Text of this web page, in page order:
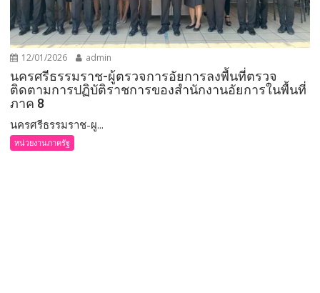
12/01/2026 admin
นครศรีธรรมราช-ผู้ตรวจการอัยการลงพื้นที่ตรวจ
ติดตามการปฏิบัติราชการของสำนักงานอัยการในพื้นที่
ภาค 8
นครศรีธรรมราช-ผู...
หน่วยงานภาครัฐ